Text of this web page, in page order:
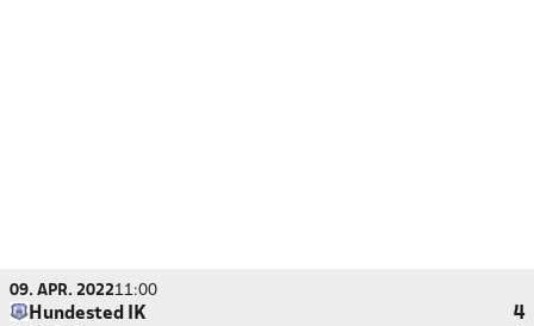
09. APR. 202211:00
Hundested IK
4